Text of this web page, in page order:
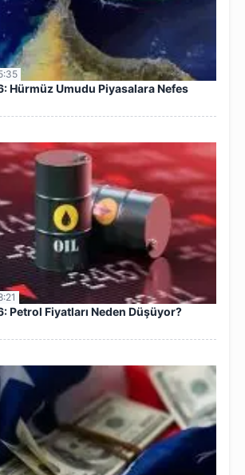
Hürmüz Umudu Piyasalara Nefes
Petrol Fiyatları Neden Düşüyor?